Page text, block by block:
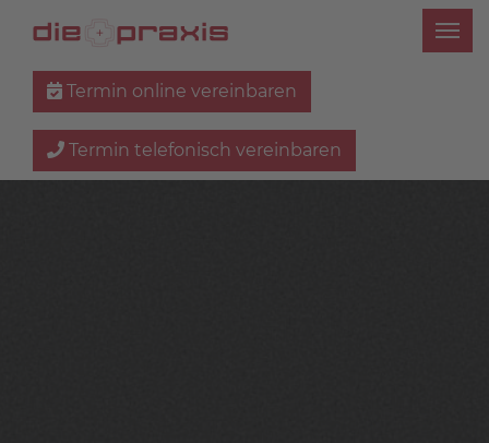
Termin online vereinbaren
Termin telefonisch vereinbaren